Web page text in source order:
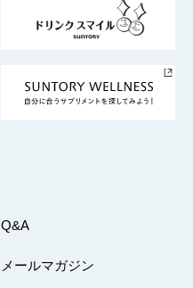
Q&A
メールマガジン